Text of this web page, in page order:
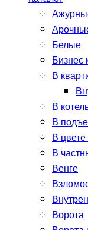
Белые
Бизнес
В
В
В
В
В
Венге
Ворота